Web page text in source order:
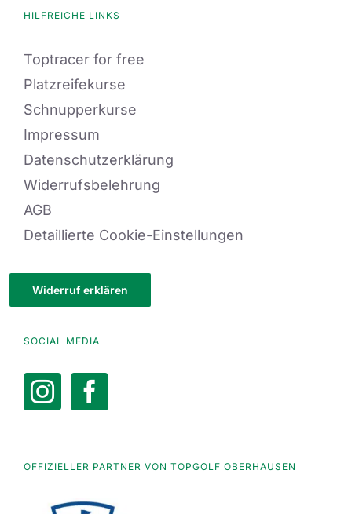
HILFREICHE LINKS
Toptracer for free
Platzreifekurse
Schnupperkurse
Impressum
Datenschutzerklärung
Widerrufsbelehrung
AGB
Detaillierte Cookie-Einstellungen
Widerruf erklären
SOCIAL MEDIA
OFFIZIELLER PARTNER VON TOPGOLF OBERHAUSEN